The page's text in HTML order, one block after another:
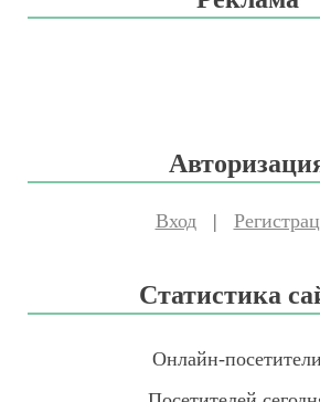
Вход|
Статистика
Онлайн-